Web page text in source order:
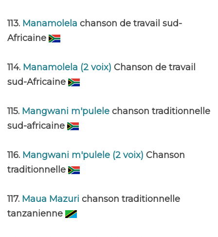
113. Manamolela chanson de travail sud-
Africaine
114. Manamolela (2 voix) Chanson de travail
sud-Africaine
115. Mangwani m'pulele chanson traditionnelle
sud-africaine
116. Mangwani m'pulele (2 voix) Chanson
traditionnelle
117. Maua Mazuri chanson traditionnelle
tanzanienne